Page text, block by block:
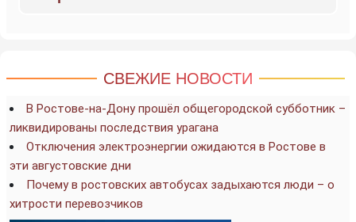
СВЕЖИЕ НОВОСТИ
В Ростове-на-Дону прошёл общегородской субботник –
ликвидированы последствия урагана
Отключения электроэнергии ожидаются в Ростове в
эти августовские дни
Почему в ростовских автобусах задыхаются люди – о
хитрости перевозчиков